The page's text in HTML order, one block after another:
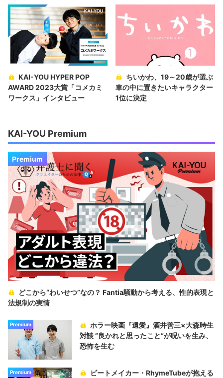
KAI-YOU HYPER POP
AWARD 2023大賞「コメカミ
ワークス」インタビュー
ちいかわ、19～20歳が選ぶ
車の中に置きたいキャラクター
1位に決定
KAI-YOU Premium
Premium
どこから“わいせつ”なの？ Fantia騒動から考える、性的表現と
法規制の実情
Premium
ホラー映画『遺愛』酒井善三×大森時生
対談 “良かれと思ったこと“が呪いを生み、
恐怖を生む
Premium
ビートメイカー・RhymeTubeが抱える